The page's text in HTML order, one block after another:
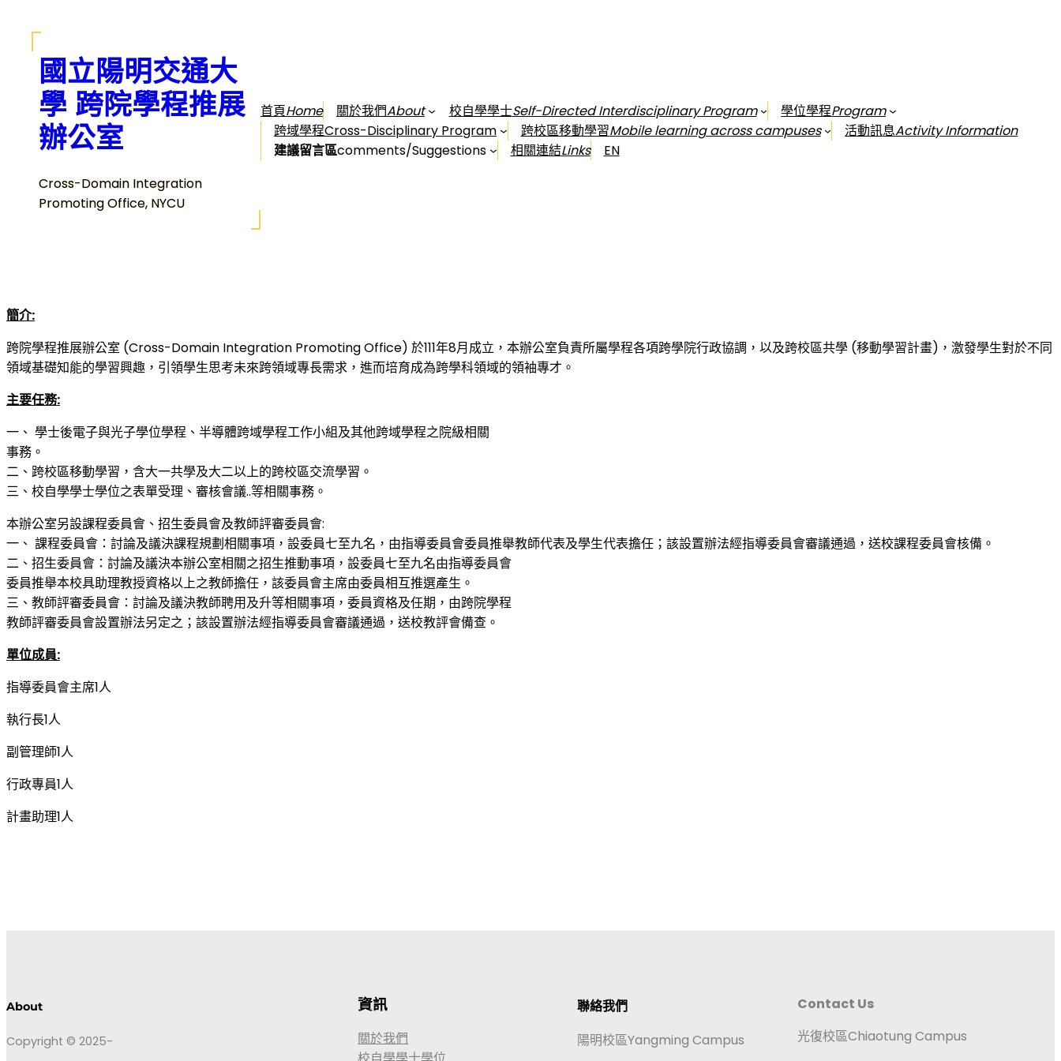
國立陽明交通大
學 跨院學程推展
辦公室
Cross-Domain Integration
Promoting Office, NYCU
首頁Home 關於我們About 校自學學士Self-Directed Interdisciplinary Program 學位學程Program
跨域學程Cross-Disciplinary Program
跨校區移動學習Mobile learning across campuses 活動訊息Activity Information
建議留言區comments/Suggestions 相關連結Links EN
簡介:
跨院學程推展辦公室 (Cross-Domain Integration Promoting Office) 於111年8月成立，本辦公室負責所屬學程各項跨學院行政協調，以及跨校區共學 (移動學習計畫)，激發學生對於不同
領域基礎知能的學習興趣，引領學生思考未來跨領域專長需求，進而培育成為跨學科領域的領袖專才。
主要任務:
一、 學士後電子與光子學位學程、半導體跨域學程工作小組及其他跨域學程之院級相關
事務。
二、跨校區移動學習，含大一共學及大二以上的跨校區交流學習。
三、校自學學士學位之表單受理、審核會議..等相關事務。
本辦公室另設課程委員會、招生委員會及教師評審委員會:
一、 課程委員會：討論及議決課程規劃相關事項，設委員七至九名，由指導委員會委員推舉教師代表及學生代表擔任；該設置辦法經指導委員會審議通過，送校課程委員會核備。
二、招生委員會：討論及議決本辦公室相關之招生推動事項，設委員七至九名由指導委員會
委員推舉本校具助理教授資格以上之教師擔任，該委員會主席由委員相互推選產生。
三、教師評審委員會：討論及議決教師聘用及升等相關事項，委員資格及任期，由跨院學程
教師評審委員會設置辦法另定之；該設置辦法經指導委員會審議通過，送校教評會備查。
單位成員:
指導委員會主席1人
執行長1人
副管理師1人
行政專員1人
計畫助理1人
About
Copyright © 2025-
資訊
關於我們
聯絡我們
陽明校區Yangming Campus
Contact Us
光復校區Chiaotung Campus